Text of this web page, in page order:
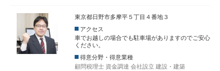
東京都日野市多摩平５丁目４番地３
アクセス
車でお越しの場合でも駐車場がありますのでご安心
ください。
得意分野・得意業種
顧問税理士 資金調達 会社設立 建設・建築